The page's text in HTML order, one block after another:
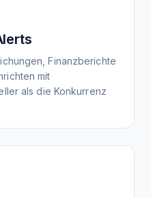
Finanzberichte
mit
als die Konkurrenz